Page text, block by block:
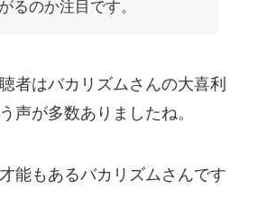
るのか注目です。
者はバカリズムさんの大喜利
声が多数ありましたね。
能もあるバカリズムさんです